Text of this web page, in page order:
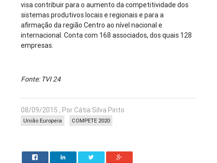
visa contribuir para o aumento da competitividade dos
sistemas produtivos locais e regionais e para a
afirmação da região Centro ao nível nacional e
internacional. Conta com 168 associados, dos quais 128
empresas.
Fonte: TVI 24
08/09/2015 , Por Cátia Silva Pinto
COMPETE 2020
União Europeia